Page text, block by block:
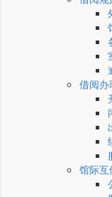
借阅办
馆际互